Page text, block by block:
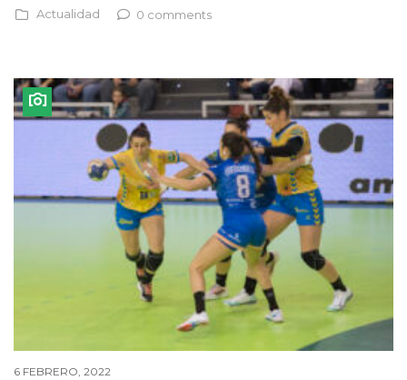
Actualidad 0 comments
6 FEBRERO, 2022